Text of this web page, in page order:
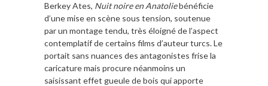
Berkey Ates, Nuit noire en Anatoliebénéficie
d’une mise en scène sous tension, soutenue
par un montage tendu, très éloigné de l’aspect
contemplatif de certains films d’auteur turcs. Le
portait sans nuances des antagonistes frise la
caricature mais procure néanmoins un
saisissant effet gueule de bois qui apporte